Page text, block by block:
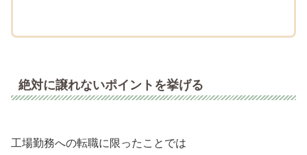
絶対に譲れないポイントを挙げる
工場勤務への転職に限ったことでは